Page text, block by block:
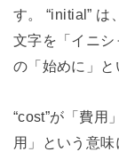
す。 “initial” は
文字を「イニ
の「始めに」と
“cost”が「費用
用」という意味